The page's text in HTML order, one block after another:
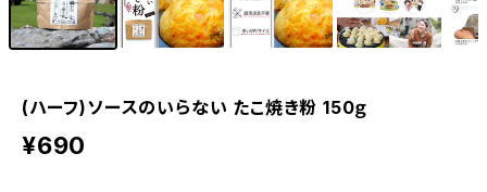
(ハーフ)ソースのいらない たこ焼き粉 150ｇ
¥690